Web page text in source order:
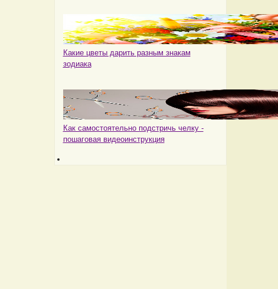
Какие цветы дарить разным знакам
зодиака
Как самостоятельно подстричь челку -
пошаговая видеоинструкция